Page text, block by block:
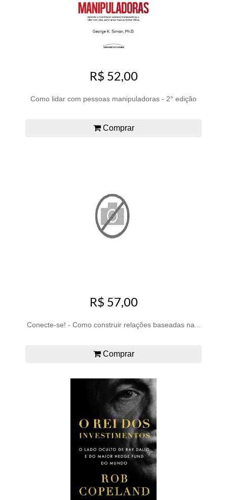
R$ 52,00
Como lidar com pessoas manipuladoras - 2° edição
Comprar
R$ 57,00
Conecte-se! - Como construir relações baseadas na...
Comprar